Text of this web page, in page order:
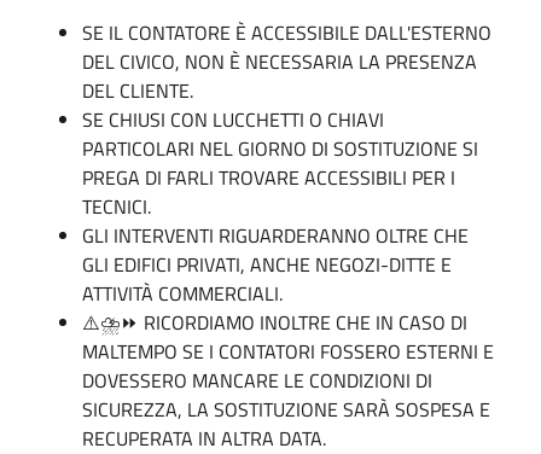
SE IL CONTATORE È ACCESSIBILE DALL'ESTERNO
DEL CIVICO, NON È NECESSARIA LA PRESENZA
DEL CLIENTE.
SE CHIUSI CON LUCCHETTI O CHIAVI
PARTICOLARI NEL GIORNO DI SOSTITUZIONE SI
PREGA DI FARLI TROVARE ACCESSIBILI PER I
TECNICI.
GLI INTERVENTI RIGUARDERANNO OLTRE CHE
GLI EDIFICI PRIVATI, ANCHE NEGOZI-DITTE E
ATTIVITÀ COMMERCIALI.
⚠️⛈⏩ RICORDIAMO INOLTRE CHE IN CASO DI
MALTEMPO SE I CONTATORI FOSSERO ESTERNI E
DOVESSERO MANCARE LE CONDIZIONI DI
SICUREZZA, LA SOSTITUZIONE SARÀ SOSPESA E
RECUPERATA IN ALTRA DATA.